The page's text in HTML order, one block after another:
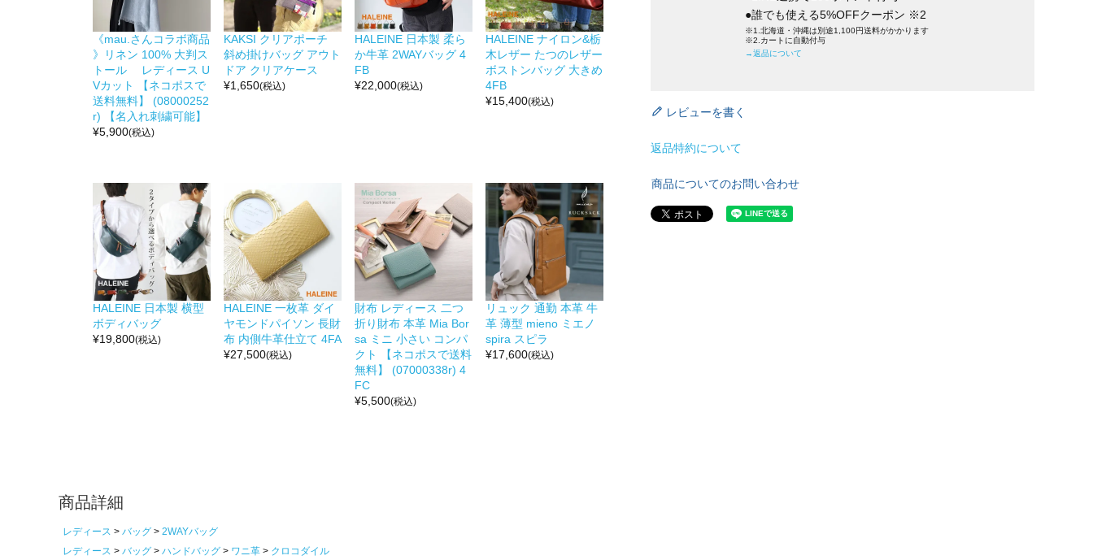
《mau.さんコラボ商品
》リネン 100% 大判ス
トール レディース U
Vカット 【ネコポスで
送料無料】 (08000252
r) 【名入れ刺繍可能】
¥5,900(税込)
KAKSI クリアポーチ
斜め掛けバッグ アウト
ドア クリアケース
¥1,650(税込)
HALEINE 日本製 柔ら
か牛革 2WAYバッグ 4
FB
¥22,000(税込)
HALEINE ナイロン&栃
木レザー たつのレザー
ボストンバッグ 大きめ
4FB
¥15,400(税込)
HALEINE 日本製 横型
ボディバッグ
¥19,800(税込)
HALEINE 一枚革 ダイ
ヤモンドパイソン 長財
布 内側牛革仕立て 4FA
¥27,500(税込)
財布 レディース 二つ
折り財布 本革 Mia Bor
sa ミニ 小さい コンパ
クト 【ネコポスで送料
無料】 (07000338r) 4
FC
¥5,500(税込)
リュック 通勤 本革 牛
革 薄型 mieno ミエノ
spira スピラ
¥17,600(税込)
商品詳細
レディース バッグ
2WAYバッグ
レディース
バッグ ハンドバッグ ワニ革
クロコダイル
●誰でも使える5%OFFクーポン ※2
※1.北海道・沖縄は別途1,100円送料がかかります
※2.カートに自動付与
→返品について
レビューを書く
返品特約について
商品についてのお問い合わせ